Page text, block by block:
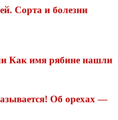
Сорта и болезни
Как имя рябине нашли
Об орехах —